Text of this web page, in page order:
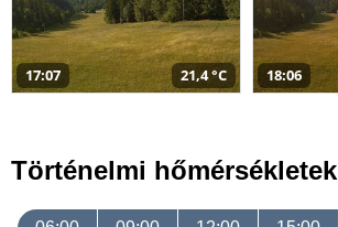
17:07 21,4 °C 18:06
Történelmi hőmérsékletek